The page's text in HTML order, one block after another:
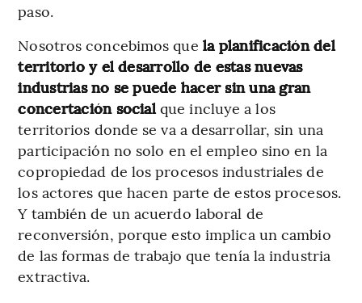
paso.
Nosotros concebimos que la planificación del
territorio y el desarrollo de estas nuevas
industrias no se puede hacer sin una gran
concertación socialque incluye a los
territorios donde se va a desarrollar, sin una
participación no solo en el empleo sino en la
copropiedad de los procesos industriales de
los actores que hacen parte de estos procesos.
Y también de un acuerdo laboral de
reconversión, porque esto implica un cambio
de las formas de trabajo que tenía la industria
extractiva.